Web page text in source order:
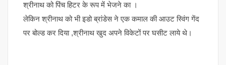
श्रीनाथ को पिंच हिटर के रूप में भेजने का ।
लेकिन श्रीनाथ को भी इडो ब्रांडेस ने एक कमाल की आउट स्विंग गेंद
पर बोल्ड कर दिया ,श्रीनाथ खुद अपने विकेटों पर घसीट लाये थे।